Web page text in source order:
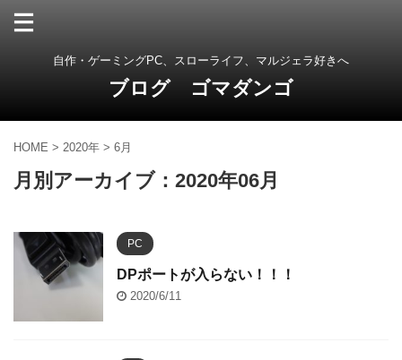
自作・ゲーミングPC、スローライフ、マルジェラ好きへ
ブログ ゴマダンゴ
HOME > 2020年 > 6月
月別アーカイブ：2020年06月
PC
DPポートが入らない！！！
2020/6/11